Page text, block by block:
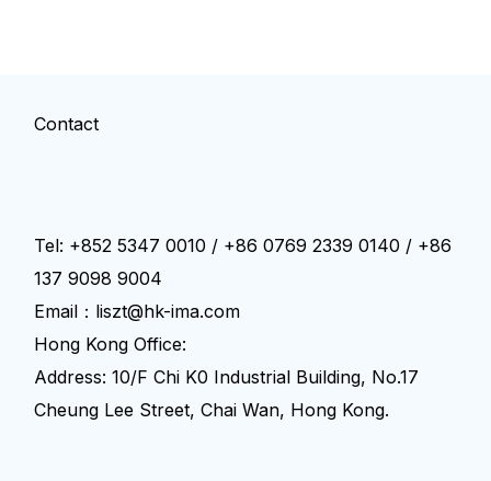
Contact
Tel: +852 5347 0010 / +86 0769 2339 0140 / +86
137 9098 9004
Email：liszt@hk-ima.com
Hong Kong Office:
Address: 10/F Chi K0 Industrial Building, No.17
Cheung Lee Street, Chai Wan, Hong Kong.